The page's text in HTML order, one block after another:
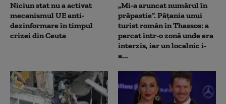
Niciun stat nu a activat
mecanismul UE anti-
dezinformare în timpul
crizei din Ceuta
„Mi-a aruncat numărul în
prăpastie”. Pățania unui
turist român în Thassos: a
parcat într-o zonă unde era
interzis, iar un localnic i-
a...